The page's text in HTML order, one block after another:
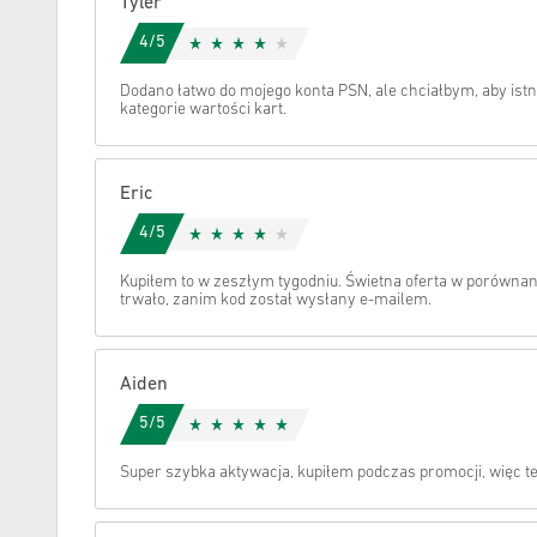
Anuluj
4/5
Dodano łatwo do mojego konta PSN, ale chciałbym, aby
kategorie wartości kart.
Eric
4/5
Kupiłem to w zeszłym tygodniu. Świetna oferta w
trwało, zanim kod został wysłany e-mailem.
Aiden
5/5
Super szybka aktywacja, kupiłem podczas promocji, więc